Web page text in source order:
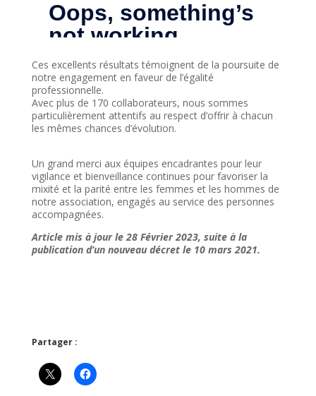
Ces excellents résultats témoignent de la poursuite de
notre engagement en faveur de l’égalité
professionnelle.
Avec plus de 170 collaborateurs, nous sommes
particulièrement attentifs au respect d’offrir à chacun
les mêmes chances d’évolution.
Un grand merci aux équipes encadrantes pour leur
vigilance et bienveillance continues pour favoriser la
mixité et la parité entre les femmes et les hommes de
notre association, engagés au service des personnes
accompagnées.
Article mis à jour le 28 Février 2023, suite à la
publication d’un nouveau décret le 10 mars 2021.
Partager :